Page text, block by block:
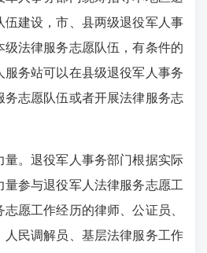
伍建设，市、县两级退役军人事
法律服务志愿队伍，有条件的
服务站可以在县级退役军人事务
务志愿队伍或者开展法律服务志
。退役军人事务部门根据实际
量参与退役军人法律服务志愿工
愿工作经历的律师、公证员、
人民调解员、基层法律服务工作